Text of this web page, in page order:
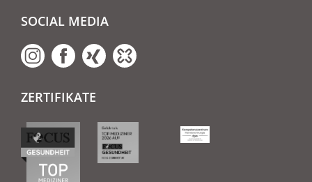
SOCIAL MEDIA
ZERTIFIKATE